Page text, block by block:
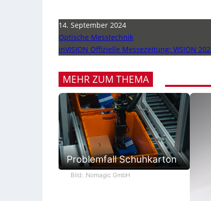
14. September 2024
Optische Messtechnik
inVISION Offizielle Messezeitung: VISION
MEHR ZUM THEMA
Problemfall Schuhkarton
Bild: .Nomagic GmbH